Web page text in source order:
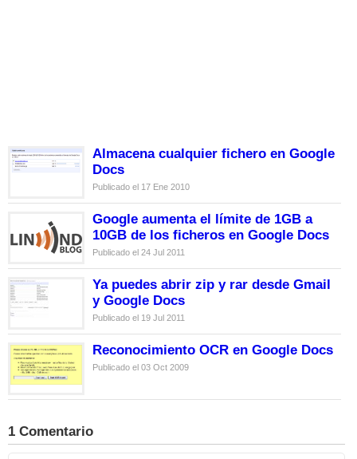
Almacena cualquier fichero en Google
Docs
Publicado el 17 Ene 2010
Google aumenta el límite de 1GB a
10GB de los ficheros en Google Docs
Publicado el 24 Jul 2011
Ya puedes abrir zip y rar desde Gmail
y Google Docs
Publicado el 19 Jul 2011
Reconocimiento OCR en Google Docs
Publicado el 03 Oct 2009
1 Comentario